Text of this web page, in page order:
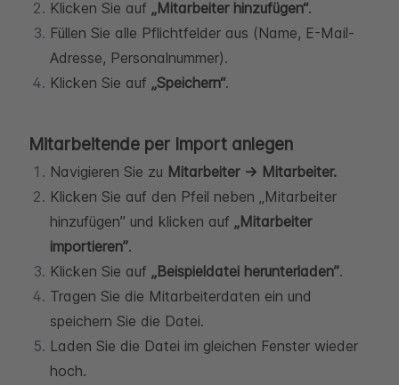
Klicken Sie auf „Mitarbeiter hinzufügen“.
Füllen Sie alle Pflichtfelder aus (Name, E-Mail-
Adresse, Personalnummer).
Klicken Sie auf „Speichern“.
Mitarbeitende per Import anlegen
Navigieren Sie zu Mitarbeiter → Mitarbeiter.
Klicken Sie auf den Pfeil neben „Mitarbeiter
hinzufügen” und klicken auf „Mitarbeiter
importieren”.
Klicken Sie auf „Beispieldatei herunterladen”.
Tragen Sie die Mitarbeiterdaten ein und
speichern Sie die Datei.
Laden Sie die Datei im gleichen Fenster wieder
hoch.